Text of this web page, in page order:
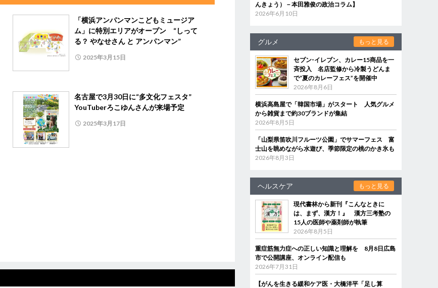
「横浜アンパンマンこどもミュージア
ム」に特別エリアがオープン “しって
る？ やなせさん と アンパンマン”
2025年3月15日
名古屋で3月30日に“多文化フェスタ”
YouTuberろこゆんさんが来場予定
2025年3月17日
んきょう）－本田雅俊の政治コラム】
2026年6月10日
グルメ もっと見る
セブン‐イレブン、カレー15商品を一
斉投入 名店監修から冷製うどんま
で“夏のカレーフェス”を開催中
2026年8月6日
横浜高島屋で「韓国市場」がスタート 人気グルメ
から雑貨まで約30ブランドが集結
2026年8月5日
「山梨県笛吹川フルーツ公園」でサマーフェス 富
士山を眺めながら水遊び、季節限定の桃のかき氷も
2026年8月3日
ヘルスケア もっと見る
現代書林から新刊『こんなときに
は、まず、漢方！』 漢方三考塾の
15人の医師や薬剤師が執筆
2026年8月5日
重症筋無力症への正しい知識と理解を 8月8日広島
市で公開講座、オンライン配信も
2026年7月31日
【がんを生きる緩和ケア医・大橋洋平「足し算